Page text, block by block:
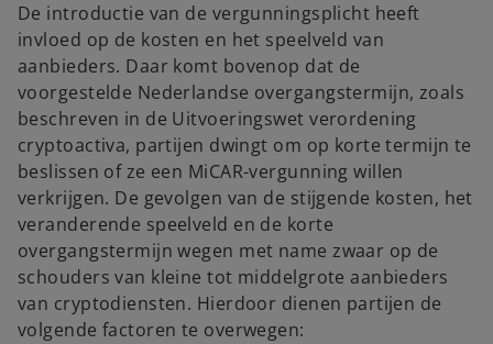
De introductie van de vergunningsplicht heeft
invloed op de kosten en het speelveld van
aanbieders. Daar komt bovenop dat de
voorgestelde Nederlandse overgangstermijn, zoals
beschreven in de Uitvoeringswet verordening
cryptoactiva, partijen dwingt om op korte termijn te
beslissen of ze een MiCAR-vergunning willen
verkrijgen. De gevolgen van de stijgende kosten, het
veranderende speelveld en de korte
overgangstermijn wegen met name zwaar op de
schouders van kleine tot middelgrote aanbieders
van cryptodiensten. Hierdoor dienen partijen de
volgende factoren te overwegen: